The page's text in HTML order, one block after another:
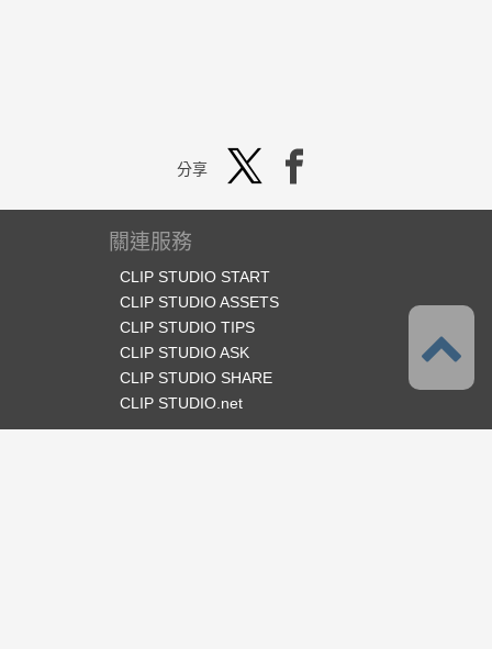
分享
關連服務
CLIP STUDIO START
CLIP STUDIO ASSETS
CLIP STUDIO TIPS
CLIP STUDIO ASK
CLIP STUDIO SHARE
CLIP STUDIO.net